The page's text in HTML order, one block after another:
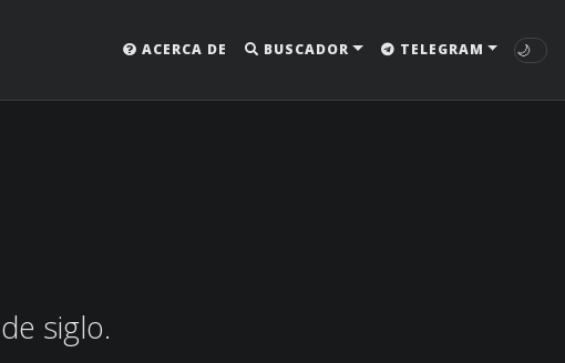
ACERCA DE BUSCADOR TELEGRAM 🌙
siglo.